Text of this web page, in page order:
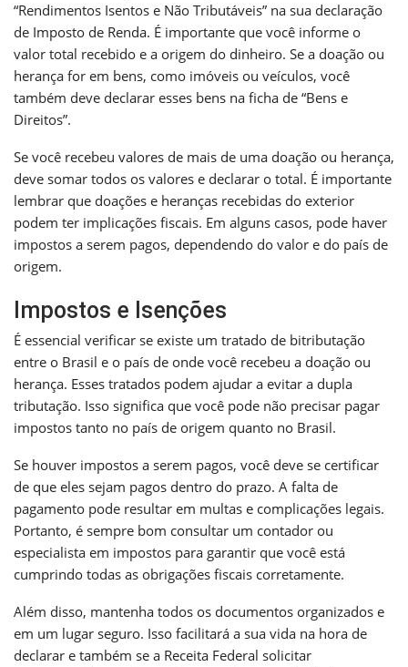
“Rendimentos Isentos e Não Tributáveis” na sua declaração
de Imposto de Renda. É importante que você informe o
valor total recebido e a origem do dinheiro. Se a doação ou
herança for em bens, como imóveis ou veículos, você
também deve declarar esses bens na ficha de “Bens e
Direitos”.
Se você recebeu valores de mais de uma doação ou herança,
deve somar todos os valores e declarar o total. É importante
lembrar que doações e heranças recebidas do exterior
podem ter implicações fiscais. Em alguns casos, pode haver
impostos a serem pagos, dependendo do valor e do país de
origem.
Impostos e Isenções
É essencial verificar se existe um tratado de bitributação
entre o Brasil e o país de onde você recebeu a doação ou
herança. Esses tratados podem ajudar a evitar a dupla
tributação. Isso significa que você pode não precisar pagar
impostos tanto no país de origem quanto no Brasil.
Se houver impostos a serem pagos, você deve se certificar
de que eles sejam pagos dentro do prazo. A falta de
pagamento pode resultar em multas e complicações legais.
Portanto, é sempre bom consultar um contador ou
especialista em impostos para garantir que você está
cumprindo todas as obrigações fiscais corretamente.
Além disso, mantenha todos os documentos organizados e
em um lugar seguro. Isso facilitará a sua vida na hora de
declarar e também se a Receita Federal solicitar